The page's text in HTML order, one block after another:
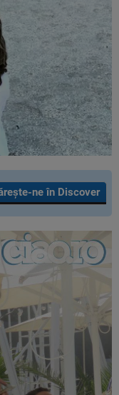
ne în Discover